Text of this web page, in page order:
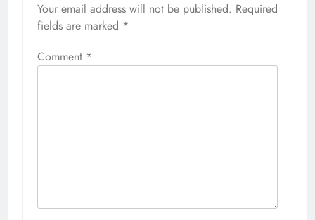
Your email address will not be published. Required
fields are marked *
Comment *